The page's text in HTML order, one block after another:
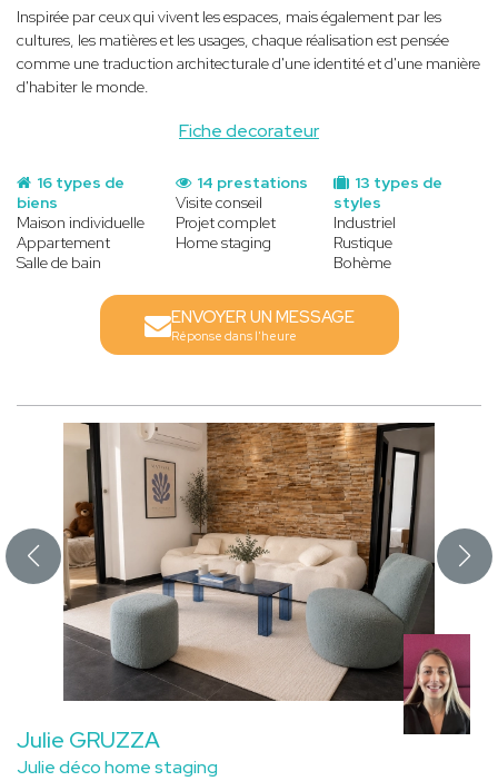
Fiche decorateur
Inspirée par ceux qui vivent les espaces, mais également par les
cultures, les matières et les usages, chaque réalisation est pensée
comme une traduction architecturale d'une identité et d'une manière
d'habiter le monde.
16 types de
biens
Maison individuelle
Appartement
Salle de bain
13 types de
styles
Industriel
Rustique
Bohème
14 prestations
Visite conseil
Projet complet
Home staging
ENVOYER UN MESSAGE
Réponse dans l'heure
Julie GRUZZA
Julie déco home staging